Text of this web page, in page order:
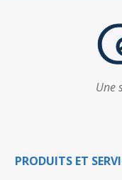
Une
PRODUITS ET